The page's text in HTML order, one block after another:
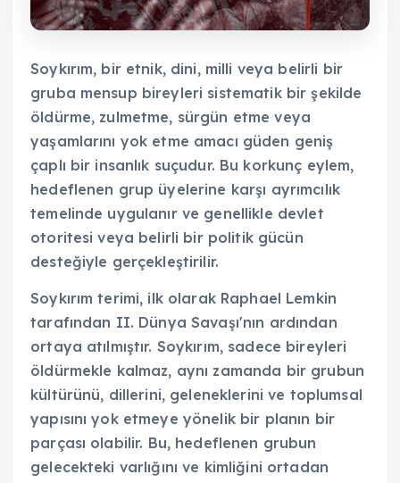
Soykırım, bir etnik, dini, milli veya belirli bir
gruba mensup bireyleri sistematik bir şekilde
öldürme, zulmetme, sürgün etme veya
yaşamlarını yok etme amacı güden geniş
çaplı bir insanlık suçudur. Bu korkunç eylem,
hedeflenen grup üyelerine karşı ayrımcılık
temelinde uygulanır ve genellikle devlet
otoritesi veya belirli bir politik gücün
desteğiyle gerçekleştirilir.
Soykırım terimi, ilk olarak Raphael Lemkin
tarafından II. Dünya Savaşı'nın ardından
ortaya atılmıştır. Soykırım, sadece bireyleri
öldürmekle kalmaz, aynı zamanda bir grubun
kültürünü, dillerini, geleneklerini ve toplumsal
yapısını yok etmeye yönelik bir planın bir
parçası olabilir. Bu, hedeflenen grubun
gelecekteki varlığını ve kimliğini ortadan